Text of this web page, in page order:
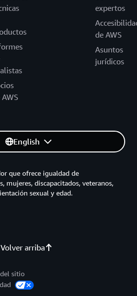
expertos
de AWS
Asuntos
jurídicos
English
Volver arriba
que ofrece igualdad de
mujeres, discapacitados, veteranos,
sexual y edad.
sitio